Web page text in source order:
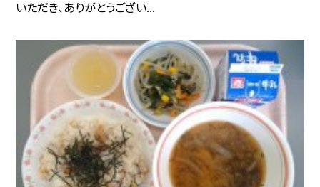
いただき、ありがとうござい...